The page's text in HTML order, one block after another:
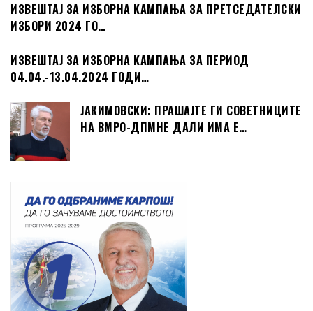
ИЗВЕШТАЈ ЗА ИЗБОРНА КАМПАЊА ЗА ПРЕТСЕДАТЕЛСКИ
ИЗБОРИ 2024 ГО…
ИЗВЕШТАЈ ЗА ИЗБОРНА КАМПАЊА ЗА ПЕРИОД
04.04.-13.04.2024 ГОДИ…
ЈАКИМОВСКИ: ПРАШАЈТЕ ГИ СОВЕТНИЦИТЕ
НА ВМРО-ДПМНЕ ДАЛИ ИМА Е…